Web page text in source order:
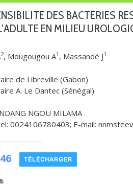
DES BACTERIES
EN MILIEU
2, Mougougou A1 , Massandé J1
de Libreville (Gabon)
A. Le Dantec (Sénégal)
NGOU MILAMA
0024106780403; E-mail:
TÉLÉCHARGER